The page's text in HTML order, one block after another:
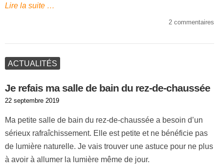
Lire la suite …
2 commentaires
ACTUALITÉS
Je refais ma salle de bain du rez-de-chaussée
Publié
22 septembre 2019
Ma petite salle de bain du rez-de-chaussée a besoin d’un
sérieux rafraîchissement. Elle est petite et ne bénéficie pas
de lumière naturelle. Je vais trouver une astuce pour ne plus
à avoir à allumer la lumière même de jour.